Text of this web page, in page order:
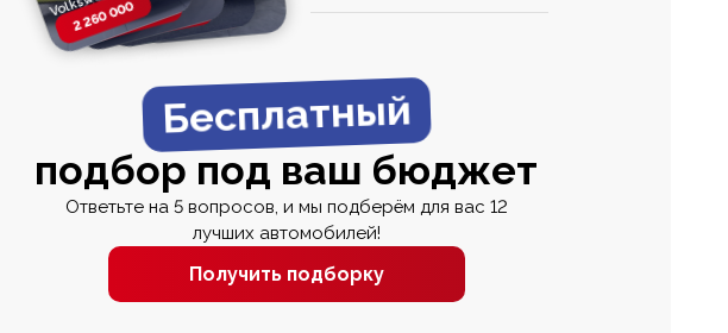
2 260 0002 820 000
2 820 0002 670 000
Бесплатный
подбор под ваш бюджет
Ответьте на 5 вопросов, и мы подберём для вас 12
лучших автомобилей!
Получить подборку